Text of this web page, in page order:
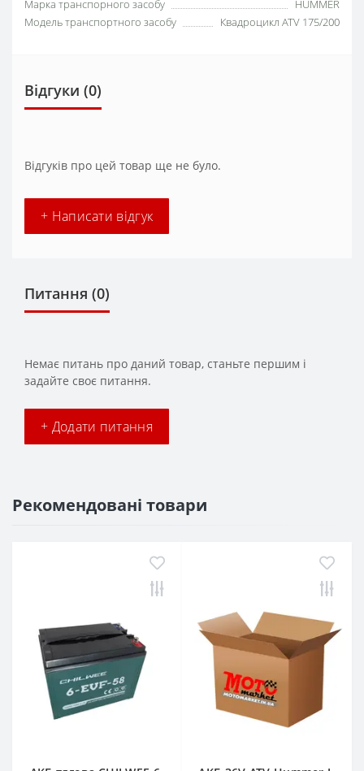
Марка транспорного засобу
HUMMER
Модель транспортного засобу
Квадроцикл ATV 175/200
Відгуки (0)
Відгуків про цей товар ще не було.
+ Написати відгук
Питання (0)
Немає питань про даний товар, станьте першим і
задайте своє питання.
+ Додати питання
Рекомендовані товари